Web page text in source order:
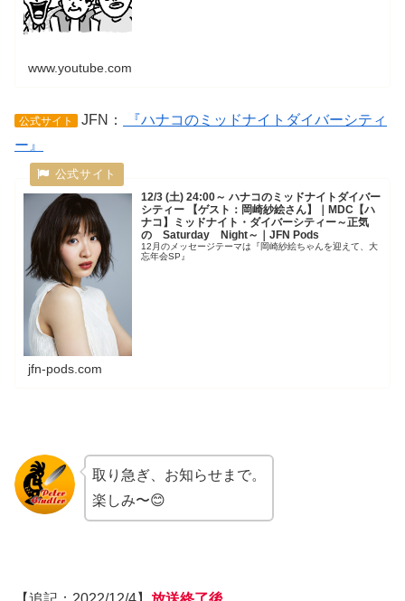
www.youtube.com
公式サイト JFN：
『ハナコのミッドナイトダイバーシティ
ー』
12/3 (土) 24:00～ ハナコのミッドナイトダイバー
シティー 【ゲスト：岡崎紗絵さん】｜MDC【ハ
ナコ】ミッドナイト・ダイバーシティー～正気
の Saturday Night～｜JFN Pods
12月のメッセージテーマは『岡崎紗絵ちゃんを迎えて、大
忘年会SP』
jfn-pods.com
取り急ぎ、お知らせまで。
楽しみ〜😊